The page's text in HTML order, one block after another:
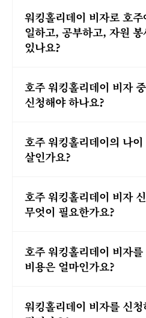
워킹홀리데이 비자로 호
일하고, 공부하고, 자원
있나요?
호주 워킹홀리데이 비자
신청해야 하나요?
호주 워킹홀리데이의 나
살인가요?
호주 워킹홀리데이 비자
무엇이 필요한가요?
호주 워킹홀리데이 비자
비용은 얼마인가요?
워킹홀리데이 비자를 신